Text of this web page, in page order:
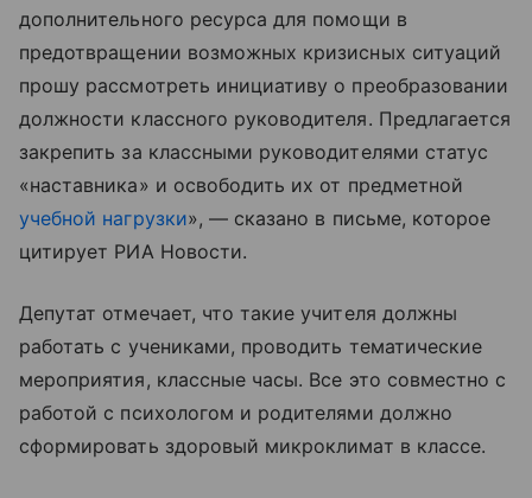
дополнительного ресурса для помощи в
предотвращении возможных кризисных ситуаций
прошу рассмотреть инициативу о преобразовании
должности классного руководителя. Предлагается
закрепить за классными руководителями статус
«наставника» и освободить их от предметной
учебной нагрузки», — сказано в письме, которое
цитирует РИА Новости.
Депутат отмечает, что такие учителя должны
работать с учениками, проводить тематические
мероприятия, классные часы. Все это совместно с
работой с психологом и родителями должно
сформировать здоровый микроклимат в классе.